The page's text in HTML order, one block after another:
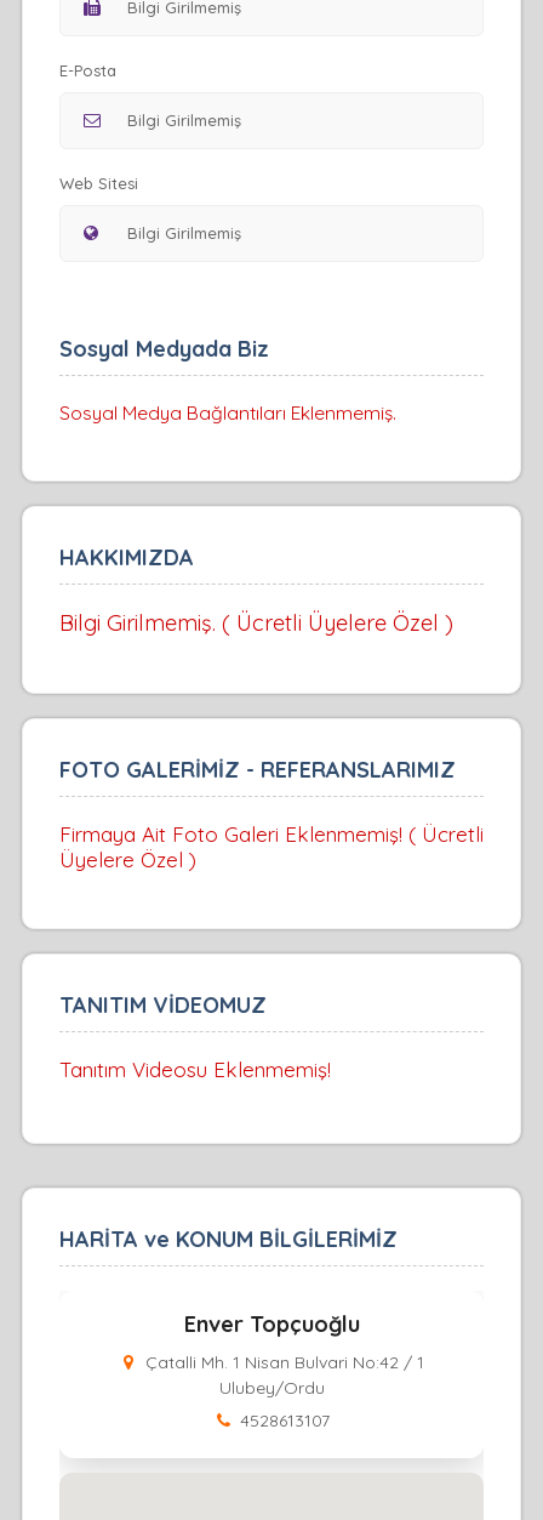
E-Posta
Web Sitesi
Sosyal Medyada Biz
Sosyal Medya Bağlantıları Eklenmemiş.
HAKKIMIZDA
Bilgi Girilmemiş. ( Ücretli Üyelere Özel )
FOTO GALERİMİZ - REFERANSLARIMIZ
Firmaya Ait Foto Galeri Eklenmemiş! ( Ücretli
Üyelere Özel )
TANITIM VİDEOMUZ
Tanıtım Videosu Eklenmemiş!
HARİTA ve KONUM BİLGİLERİMİZ
Enver Topçuoğlu
Çatalli Mh. 1 Nisan Bulvari No:42 / 1
Ulubey/Ordu
4528613107